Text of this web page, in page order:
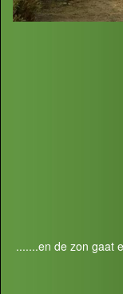
.......en de zon gaat